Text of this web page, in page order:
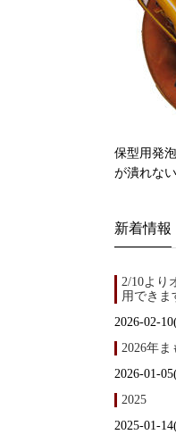
保型用発
が潰れな
新着情報
2/10より
用できま
2026-02-
2026年ま
2026-01-
2025
2025-01-